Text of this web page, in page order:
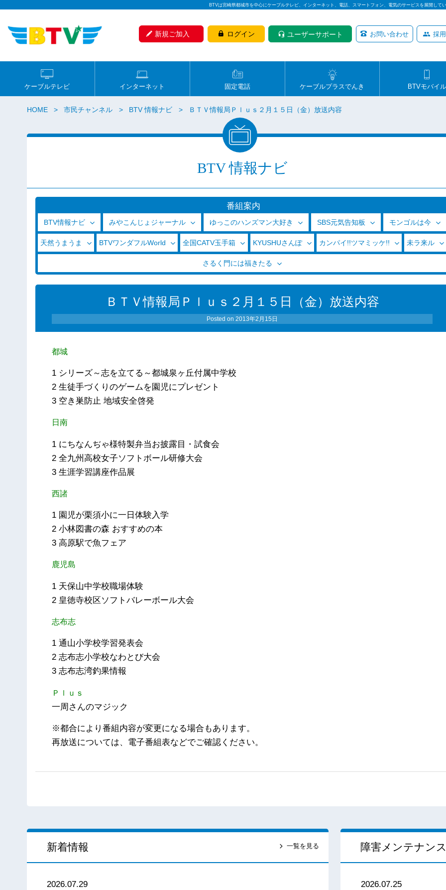
BTVは宮崎県都城市を中心にケーブルテレビ、インターネット、電話、スマートフォン、電気のサービスを展開して
新規ご加入 ログイン ユーザーサポート お問い合わせ 採
ケーブルテレビ インターネット 固定電話 ケーブルプラスでんき BTVモバイ
HOME 市民チャンネル BTV 情報ナビ ＢＴＶ情報局Ｐｌｕｓ２月１５日（金）放送内容
BTV 情報ナビ
番組案内
BTV情報ナビ みやこんじょジャーナル ゆっこのハンズマン大好き SBS元気告知板 モンゴルは今
天然うまうま BTVワンダフルWorld 全国CATV玉手箱 KYUSHUさんぽ カンパイ!!ツマミッケ!! 未ラ来ル
さるく門には福きたる
ＢＴＶ情報局Ｐｌｕｓ２月１５日（金）放送内容
Posted on2013年2月15日
都城
1 シリーズ～志を立てる～都城泉ヶ丘付属中学校
2 生徒手づくりのゲームを園児にプレゼント
3 空き巣防止 地域安全啓発
日南
1 にちなんぢゃ様特製弁当お披露目・試食会
2 全九州高校女子ソフトボール研修大会
3 生涯学習講座作品展
西諸
1 園児が栗須小に一日体験入学
2 小林図書の森 おすすめの本
3 高原駅で魚フェア
鹿児島
1 天保山中学校職場体験
2 皇徳寺校区ソフトバレーボール大会
志布志
1 通山小学校学習発表会
2 志布志小学校なわとび大会
3 志布志湾釣果情報
Ｐｌｕｓ
一周さんのマジック
※都合により番組内容が変更になる場合もあります。
再放送については、電子番組表などでご確認ください。
新着情報 一覧を見る
2026.07.29
障害メンテナン
2026.07.25